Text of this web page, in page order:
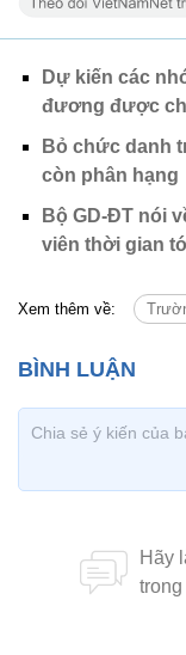
Dự kiến các
đương được
Bỏ chức danh
còn phân hạng
Bộ GD-ĐT nói
viên thời gian
Xem thêm về: